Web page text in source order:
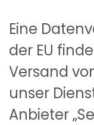
Eine
der EU
Versand
unser
Anbieter